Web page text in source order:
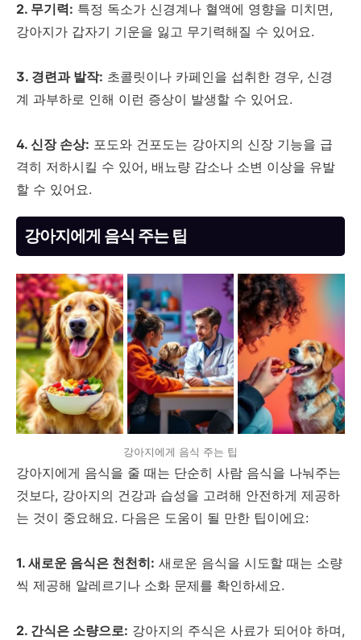
2. 무기력: 특정 독소가 신경계나 혈액에 영향을 미치면,
강아지가 갑자기 기운을 잃고 무기력해질 수 있어요.
3. 경련과 발작: 초콜릿이나 카페인을 섭취한 경우, 신경
계 과부하로 인해 이런 증상이 발생할 수 있어요.
4. 신장 손상: 포도와 건포도는 강아지의 신장 기능을 급
격히 저하시킬 수 있어, 배뇨량 감소나 소변 이상을 유발
할 수 있어요.
강아지에게 음식 주는 팁
강아지에게 음식 주는 팁
강아지에게 음식을 줄 때는 단순히 사람 음식을 나눠주는
것보다, 강아지의 건강과 습성을 고려해 안전하게 제공하
는 것이 중요해요. 다음은 도움이 될 만한 팁이에요:
1. 새로운 음식은 천천히: 새로운 음식을 시도할 때는 소량
씩 제공해 알레르기나 소화 문제를 확인하세요.
2. 간식은 소량으로: 강아지의 주식은 사료가 되어야 하며,